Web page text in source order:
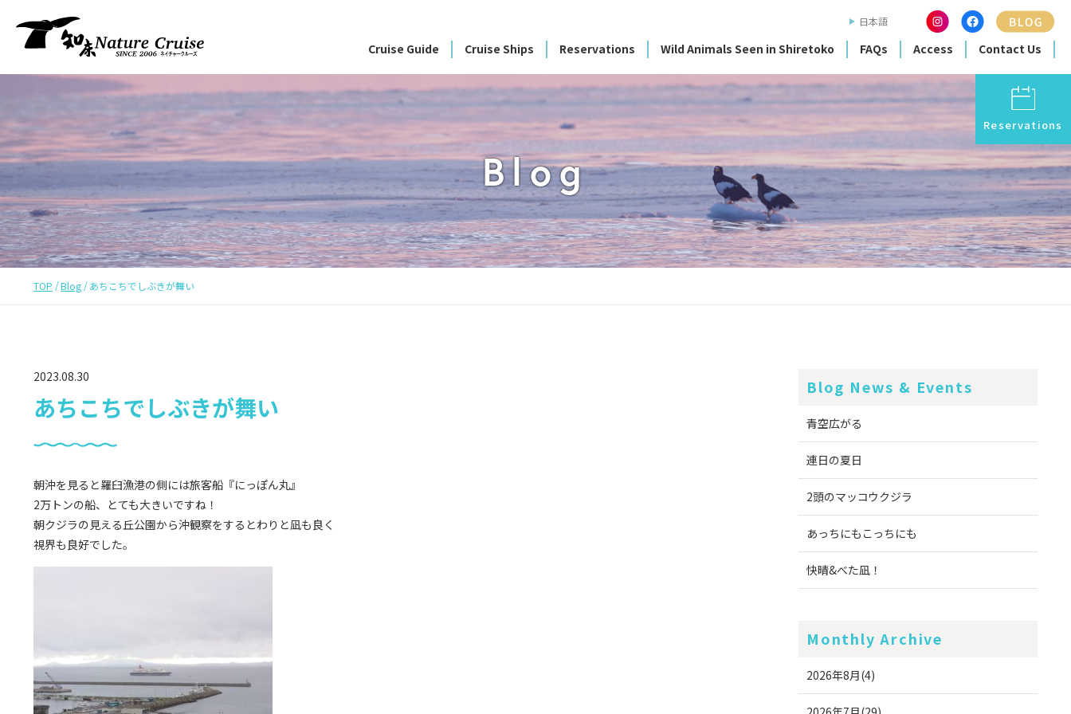
Cruise Guide Cruise Ships Reservations Wild Animals Seen in Shiretoko FAQs Access Contact Us
日本語
Reservations
Blog
TOP Blog あちこちでしぶきが舞い
2023.08.30
あちこちでしぶきが舞い
朝沖を見ると羅臼漁港の側には旅客船『にっぽん丸』
2万トンの船、とても大きいですね！
朝クジラの見える丘公園から沖観察をするとわりと凪も良く
視界も良好でした。
Blog News & Events
青空広がる
連日の夏日
2頭のマッコウクジラ
あっちにもこっちにも
快晴&べた凪！
Monthly Archive
2026年8月(4)